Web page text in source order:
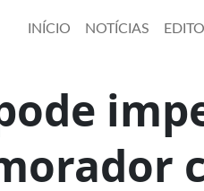
INÍCIO NOTÍCIAS